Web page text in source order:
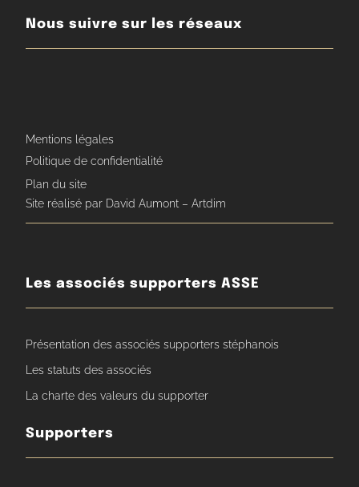
Nous suivre sur les réseaux
Mentions légales
Politique de confidentialité
Plan du site
Site réalisé par David Aumont – Artdim
Les associés supporters ASSE
Présentation des associés supporters stéphanois
Les statuts des associés
La charte des valeurs du supporter
Supporters